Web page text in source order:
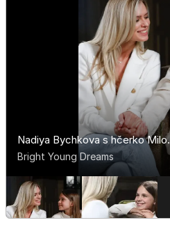
Nadiya Bychkova s hčerko Milo.
Bright Young Dreams
Tudi njena hčerka je nadobudna
plesalka.
Bright Young Dreams